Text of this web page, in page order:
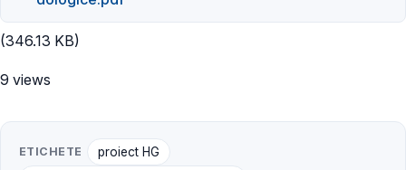
(346.13 KB)
9 views
ETICHETE
proiect HG